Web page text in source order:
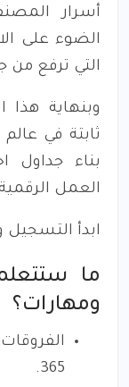
أسرار
الضوء على
التي ترفع من
وبنهاية
ثابتة في عالم
بناء جداول
العمل
ابدأ التسجيل
ما
ومهارات؟
365.